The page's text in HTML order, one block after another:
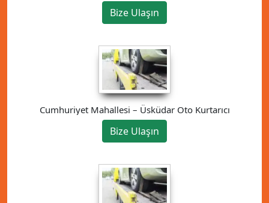
Bize Ulaşın
Cumhuriyet Mahallesi – Üsküdar Oto Kurtarıcı
Bize Ulaşın